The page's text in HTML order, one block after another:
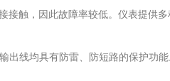
接触，因此故障率较低。仪表提供
出线均具有防雷、防短路的保护功能